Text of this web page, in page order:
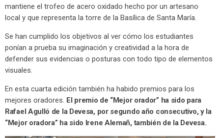
mantiene el trofeo de acero oxidado hecho por un artesano
local y que representa la torre de la Basílica de Santa María.
Se han cumplido los objetivos al ver cómo los estudiantes
ponían a prueba su imaginación y creatividad a la hora de
defender sus evidencias o posturas con todo tipo de elementos
visuales.
En esta cuarta edición también ha habido premios para los
mejores oradores. El premio de “Mejor orador” ha sido para
Rafael Agulló de la Devesa, por segundo año consecutivo, y la
“Mejor oradora” ha sido Irene Alemañ, también de la Devesa.